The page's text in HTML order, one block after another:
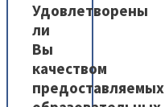
Удовлетворены
ли
Вы
качеством
предоставляемых